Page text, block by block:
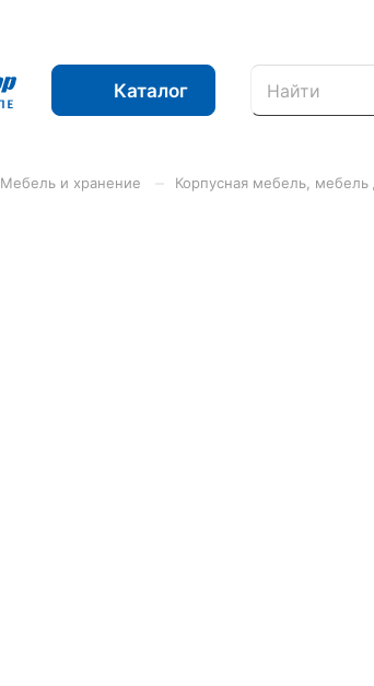
Каталог
Мебель и хранение Корпусная мебель, мебель